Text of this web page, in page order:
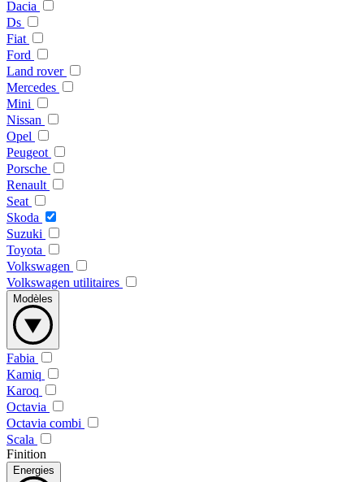
Dacia
Ds
Fiat
Ford
Land rover
Mercedes
Mini
Nissan
Opel
Peugeot
Porsche
Renault
Seat
Skoda
Suzuki
Toyota
Volkswagen
Volkswagen utilitaires
Modèles
Fabia
Kamiq
Karoq
Octavia
Octavia combi
Scala
Finition
Energies